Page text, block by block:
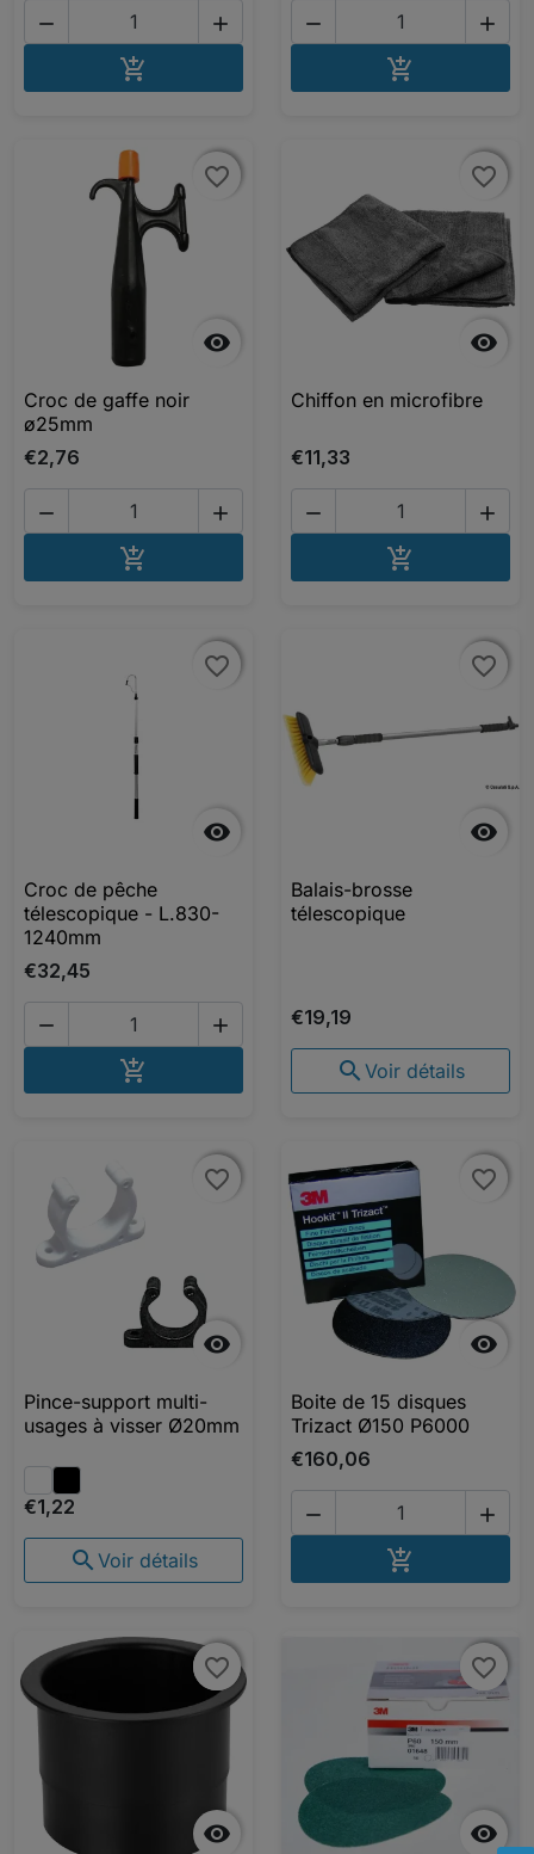
 

 


favorite_border
favorite_border
Croc de gaffe noir
ø25mm
€2,76
 


favorite_border
favorite_border
Chiffon en microfibre
€11,33
 


favorite_border
favorite_border
Croc de pêche
télescopique - L.830-
1240mm
€32,45
 
 AJOUTER AU PANIER

favorite_border
favorite_border
Balais-brosse
télescopique
€19,19
 Voir détails

favorite_border
favorite_border
Pince-support multi-
usages à visser Ø20mm
€1,22
 Voir détails

favorite_border
favorite_border
Boite de 15 disques
Trizact Ø150 P6000
€160,06
 


favorite_border
favorite_border

favorite_border
favorite_border